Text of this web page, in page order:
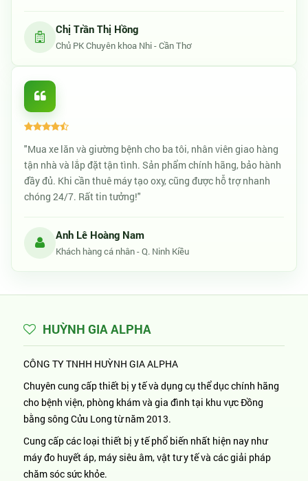
Chị Trần Thị Hồng
Chủ PK Chuyên khoa Nhi - Cần Thơ
"Mua xe lăn và giường bệnh cho ba tôi, nhân viên giao hàng
tận nhà và lắp đặt tận tình. Sản phẩm chính hãng, bảo hành
đầy đủ. Khi cần thuê máy tạo oxy, cũng được hỗ trợ nhanh
chóng 24/7. Rất tin tưởng!"
Anh Lê Hoàng Nam
Khách hàng cá nhân - Q. Ninh Kiều
HUỲNH GIA ALPHA
CÔNG TY TNHH HUỲNH GIA ALPHA
Chuyên cung cấp thiết bị y tế và dụng cụ thể dục chính hãng
cho bệnh viện, phòng khám và gia đình tại khu vực Đồng
bằng sông Cửu Long từ năm 2013.
Cung cấp các loại thiết bị y tế phổ biến nhất hiện nay như
máy đo huyết áp, máy siêu âm, vật tư y tế và các giải pháp
chăm sóc sức khỏe.